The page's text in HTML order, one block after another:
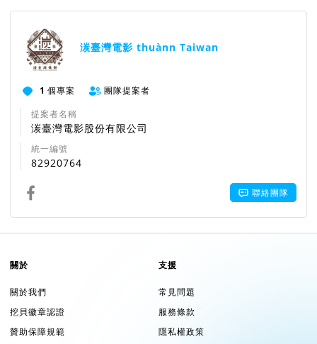
湠臺灣電影 thuànn Taiwan
1 個專案
團隊提案者
提案者名稱
湠臺灣電影股份有限公司
統一編號
82920764
聯絡團隊
關於
關於我們
挖貝徽章認證
贊助保障規範
支援
常見問題
服務條款
隱私權政策